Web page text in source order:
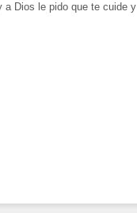
a Dios le pido que te cuide y